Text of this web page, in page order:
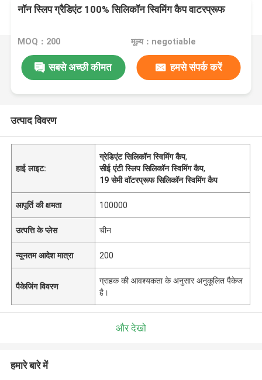
नॉन स्लिप ग्रैडिएंट 100% सिलिकॉन स्विमिंग कैप वाटरप्रूफ
MOQ：200 मूल्य：negotiable
सबसे अच्छी कीमत हमसे संपर्क करें
उत्पाद विवरण
हाई लाइट:
ग्रेडिएंट सिलिकॉन स्विमिंग कैप,
सीई एंटी स्लिप सिलिकॉन स्विमिंग कैप,
19 सेमी वॉटरप्रूफ सिलिकॉन स्विमिंग कैप
आपूर्ति की क्षमता 100000
उत्पत्ति के प्लेस चीन
न्यूनतम आदेश मात्रा 200
पैकेजिंग विवरण
ग्राहक की आवश्यकता के अनुसार अनुकूलित पैकेज
है।
और देखो
हमारे बारे में